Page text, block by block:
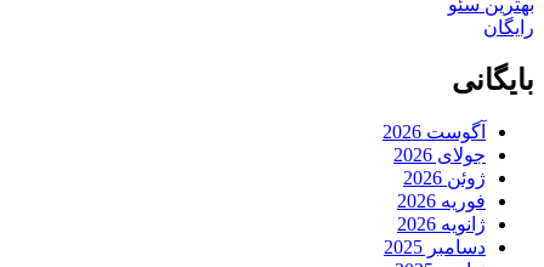
رایگان
بایگانی
آگوست 2026
جولای 2026
ژوئن 2026
فوریه 2026
ژانویه 2026
دسامبر 2025